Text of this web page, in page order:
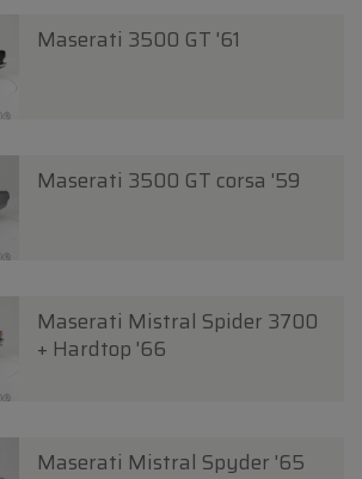
Maserati 3500 GT '61
Maserati 3500 GT corsa '59
Maserati Mistral Spider 3700
+ Hardtop '66
Maserati Mistral Spyder '65